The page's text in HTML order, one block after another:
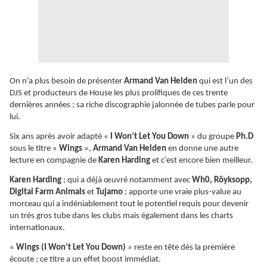
On n’a plus besoin de présenter Armand Van Helden qui est l’un des
DJS et producteurs de House les plus prolifiques de ces trente
dernières années ; sa riche discographie jalonnée de tubes parle pour
lui.
Six ans après avoir adapté « I Won’t Let You Down » du groupe Ph.D
sous le titre « Wings », Armand Van Helden en donne une autre
lecture en compagnie de Karen Harding et c’est encore bien meilleur.
Karen Harding ; qui a déjà œuvré notamment avec Wh0, Röyksopp,
Digital Farm Animals et Tujamo ; apporte une vraie plus-value au
morceau qui a indéniablement tout le potentiel requis pour devenir
un très gros tube dans les clubs mais également dans les charts
internationaux.
« Wings (I Won’t Let You Down) » reste en tête dès la première
écoute ; ce titre a un effet boost immédiat.